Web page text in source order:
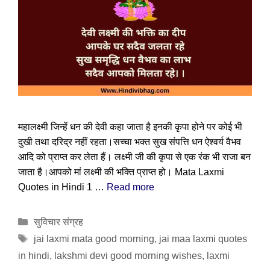
महालक्ष्मी जिन्हें धन की देवी कहा जाता है इनकी कृपा होने पर कोई भी
दुखी तथा दरिद्र नहीं रहता।सच्चा भक्त सुख संपत्ति धन ऐश्वर्य वैभव
आदि को प्राप्त कर लेता हैं। लक्ष्मी जी की कृपा से एक रंक भी राजा बन
जाता है।आपको मां लक्ष्मी की भक्ति प्राप्त हो। Mata Laxmi
Quotes in Hindi 1 … Read more
Categories
सुविचार संग्रह
Tags
jai laxmi mata good morning, jai maa laxmi quotes
in hindi, lakshmi devi good morning wishes, laxmi